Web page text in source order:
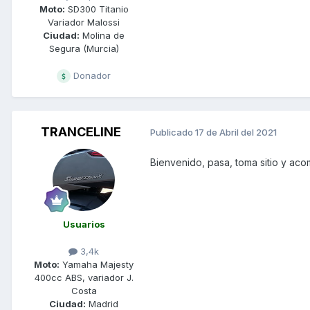
Moto: SD300 Titanio
Variador Malossi
Ciudad: Molina de
Segura (Murcia)
Donador
TRANCELINE
Usuarios
3,4k
Moto: Yamaha Majesty
400cc ABS, variador J.
Costa
Ciudad: Madrid
Publicado 17 de Abril del 2021
Bienvenido, pasa, toma sitio y